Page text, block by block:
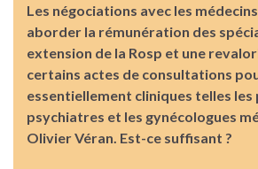
Les négociations avec les
aborder la rémunération des
extension de la Rosp et une
certains actes de consultations
essentiellement cliniques telles les
psychiatres et les gynécologues
Olivier Véran. Est-ce suffisant ?